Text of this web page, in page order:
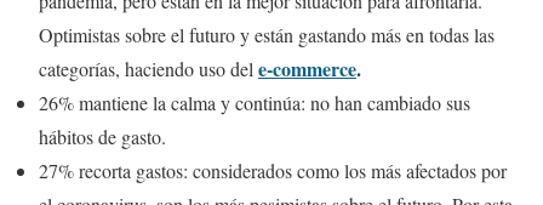
Optimistas sobre el futuro y están gastando más en todas las
categorías, haciendo uso del e-commerce.
26% mantiene la calma y continúa: no han cambiado sus
hábitos de gasto.
27% recorta gastos: considerados como los más afectados por